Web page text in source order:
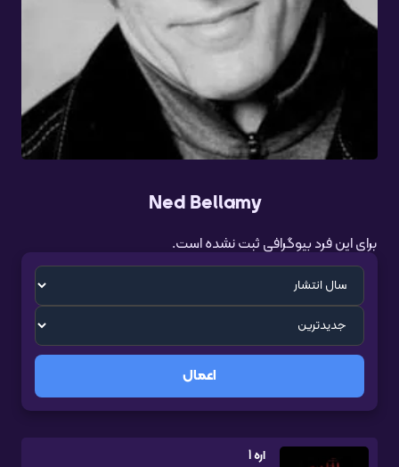
Ned Bellamy
برای این فرد بیوگرافی ثبت نشده است.
اعمال
اره 1